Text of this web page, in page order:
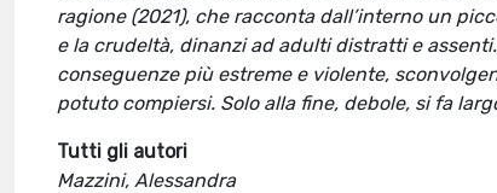
ragione (2021), che racconta dall’interno un
e la crudeltà, dinanzi ad adulti distratti e
conseguenze più estreme e violente,
potuto compiersi. Solo alla fine, debole, si fa
Tutti gli autori
Mazzini, Alessandra